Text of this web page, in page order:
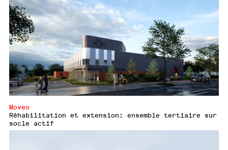
Moveo
Réhabilitation et extension: ensemble tertiaire sur
socle actif